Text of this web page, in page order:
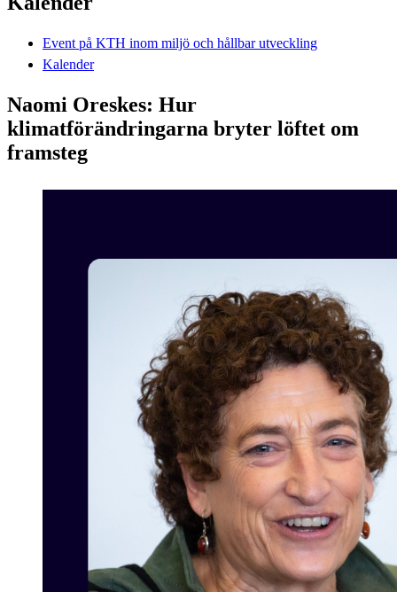
Event på KTH inom miljö och hållbar utveckling
Kalender
Naomi Oreskes: Hur
klimatförändringarna bryter löftet om
framsteg